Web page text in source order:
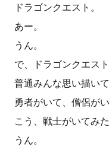
ドラゴンクエスト。
あー。
うん。
で、ドラゴンクエスト
普通みんな思い描いて
勇者がいて、僧侶が
こう、戦士がいてみ
うん。